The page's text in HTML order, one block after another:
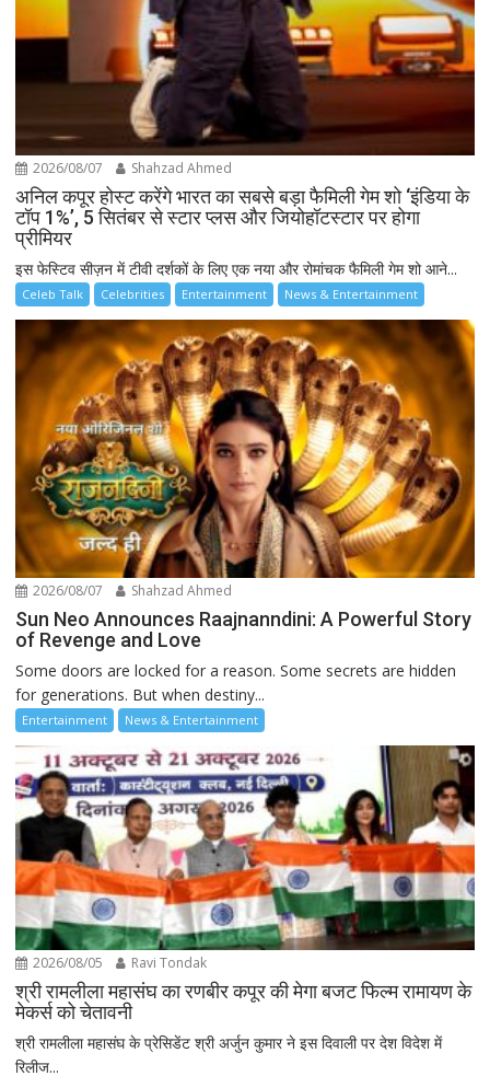
2026/08/07 Shahzad Ahmed
अनिल कपूर होस्ट करेंगे भारत का सबसे बड़ा फैमिली गेम शो ‘इंडिया के
टॉप 1%’, 5 सितंबर से स्टार प्लस और जियोहॉटस्टार पर होगा
प्रीमियर
इस फेस्टिव सीज़न में टीवी दर्शकों के लिए एक नया और रोमांचक फैमिली गेम शो आने...
Celeb Talk Celebrities Entertainment News & Entertainment
2026/08/07 Shahzad Ahmed
Sun Neo Announces Raajnanndini: A Powerful Story
of Revenge and Love
Some doors are locked for a reason. Some secrets are hidden
for generations. But when destiny...
Entertainment News & Entertainment
2026/08/05 Ravi Tondak
श्री रामलीला महासंघ का रणबीर कपूर की मेगा बजट फिल्म रामायण के
मेकर्स को चेतावनी
श्री रामलीला महासंघ के प्रेसिडेंट श्री अर्जुन कुमार ने इस दिवाली पर देश विदेश में
रिलीज...